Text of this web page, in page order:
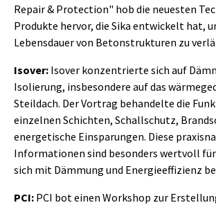
Repair & Protection" hob die neuesten
Produkte hervor, die Sika entwickelt hat,
Lebensdauer von Betonstrukturen zu
Isover: Isover konzentrierte sich auf
Isolierung, insbesondere auf das
Steildach. Der Vortrag behandelte die
einzelnen Schichten, Schallschutz,
energetische Einsparungen. Diese
Informationen sind besonders wertvoll
sich mit Dämmung und Energieeffizienz
PCI: PCI bot einen Workshop zur